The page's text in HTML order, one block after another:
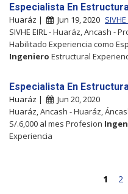
Especialista En
Huaráz | Jun 19, 2020 SIVHE
SIVHE EIRL - Huaráz, Ancash -
Habilitado Experiencia como
Ingeniero Estructural
Especialista En
Huaráz |
Jun 20, 2020
Huaráz, Ancash - Huaráz,
S/.6,000 al mes Profesion
Experiencia
1 2